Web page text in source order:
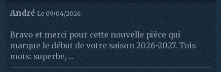
André Le 09/04/2026
Bravo et merci pour cette nouvelle pièce qui
marque le début de votre saison 2026-2027. Tois
mots: superbe, ...